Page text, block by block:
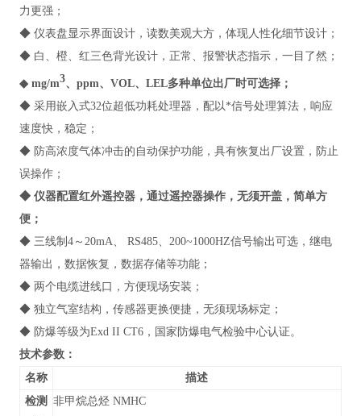
力更强；
◆ 仪表盘显示界面设计，读数美观大方，体现人性化细节设计；
◆ 白、橙、红三色背光设计，正常、报警状态指示，一目了然；
◆ mg/m3、ppm、VOL、LEL多种单位出厂时可选择；
◆ 采用嵌入式32位超低功耗处理器，配以*信号处理算法，响应
速度快，稳定；
◆ 防高浓度气体冲击的自动保护功能，具有恢复出厂设置，防止
误操作；
◆ 仪器配置红外遥控器，通过遥控器操作，无须开盖，简单方
便；
◆ 三线制4～20mA、 RS485、200~1000HZ信号输出可选，继电
器输出，数据恢复，数据存储等功能；
◆ 两个电缆进线口，方便现场安装；
◆ 独立气室结构，传感器更换便捷，无须现场标定；
◆ 防爆等级为Exd II CT6，国家防爆电气检验中心认证。
技术参数：
名称
描述
检测 非甲烷总烃 NMHC